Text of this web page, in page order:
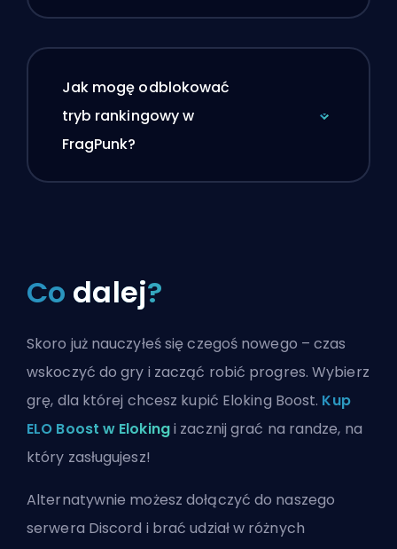
Jak mogę odblokować
tryb rankingowy w
FragPunk?
Co dalej?
Skoro już nauczyłeś się czegoś nowego – czas
wskoczyć do gry i zacząć robić progres. Wybierz
grę, dla której chcesz kupić Eloking Boost. Kup
ELO Boost w Elokingi zacznij grać na randze, na
który zasługujesz!
Alternatywnie możeszdołączyć do naszego
serwera Discord i brać udział w różnych